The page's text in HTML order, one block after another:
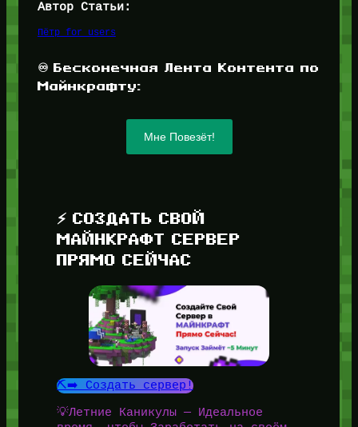
Автор Статьи:
Пётр for_users
♾️ Бесконечная Лента Контента по
Майнкрафту:
Мне Повезёт!
⚡ СОЗДАТЬ СВОЙ
МАЙНКРАФТ СЕРВЕР
ПРЯМО СЕЙЧАС
⛏️➡️ Создать сервер!
💡Летние Каникулы — Идеальное